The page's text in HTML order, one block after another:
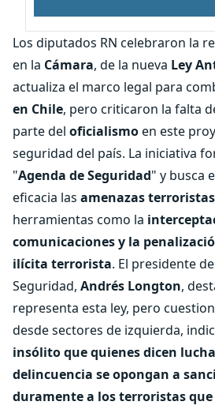
Los diputados RN celebraron la
en la Cámara, de la nueva Ley
actualiza el marco legal para
en Chile, pero criticaron la falta
parte del oficialismoen este
seguridad del país. La iniciativa
"Agenda de Seguridad" y busca
eficacia las amenazas terroristas
herramientas como la
comunicaciones y la
ilícita terrorista. El presidente
Seguridad, Andrés Longton,
representa esta ley, pero
desde sectores de izquierda,
insólito que quienes dicen
delincuencia se opongan a
duramente a los terroristas